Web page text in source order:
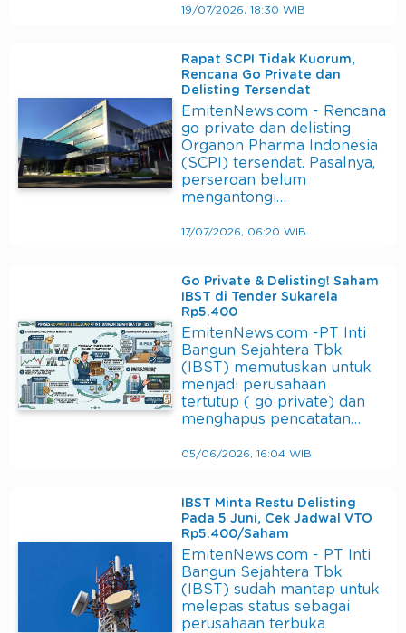
19/07/2026, 18:30 WIB
Rapat SCPI Tidak Kuorum,
Rencana Go Private dan
Delisting Tersendat
EmitenNews.com - Rencana
go private dan delisting
Organon Pharma Indonesia
(SCPI) tersendat. Pasalnya,
perseroan belum
mengantongi…
17/07/2026, 06:20 WIB
Go Private & Delisting! Saham
IBST di Tender Sukarela
Rp5.400
EmitenNews.com -PT Inti
Bangun Sejahtera Tbk
(IBST) memutuskan untuk
menjadi perusahaan
tertutup ( go private) dan
menghapus pencatatan…
05/06/2026, 16:04 WIB
IBST Minta Restu Delisting
Pada 5 Juni, Cek Jadwal VTO
Rp5.400/Saham
EmitenNews.com - PT Inti
Bangun Sejahtera Tbk
(IBST) sudah mantap untuk
melepas status sebagai
perusahaan terbuka